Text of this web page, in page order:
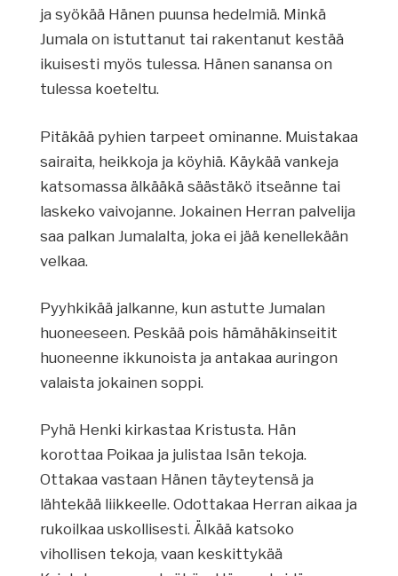
ja syökää Hänen puunsa hedelmiä. Minkä
Jumala on istuttanut tai rakentanut kestää
ikuisesti myös tulessa. Hänen sanansa on
tulessa koeteltu.
Pitäkää pyhien tarpeet ominanne. Muistakaa
sairaita, heikkoja ja köyhiä. Käykää vankeja
katsomassa älkääkä säästäkö itseänne tai
laskeko vaivojanne. Jokainen Herran palvelija
saa palkan Jumalalta, joka ei jää kenellekään
velkaa.
Pyyhkikää jalkanne, kun astutte Jumalan
huoneeseen. Peskää pois hämähäkinseitit
huoneenne ikkunoista ja antakaa auringon
valaista jokainen soppi.
Pyhä Henki kirkastaa Kristusta. Hän
korottaa Poikaa ja julistaa Isän tekoja.
Ottakaa vastaan Hänen täyteytensä ja
lähtekää liikkeelle. Odottakaa Herran aikaa ja
rukoilkaa uskollisesti. Älkää katsoko
vihollisen tekoja, vaan keskittykää